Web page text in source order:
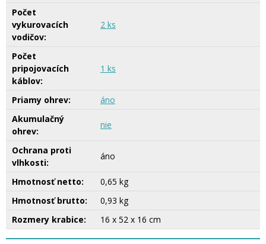
Počet
vykurovacích
vodičov:
2 ks
Počet
pripojovacích
káblov:
1 ks
Priamy ohrev:
áno
Akumulačný
ohrev:
nie
Ochrana proti
vlhkosti:
áno
Hmotnosť netto:
0,65 kg
Hmotnosť brutto:
0,93 kg
Rozmery krabice:
16 x 52 x 16 cm